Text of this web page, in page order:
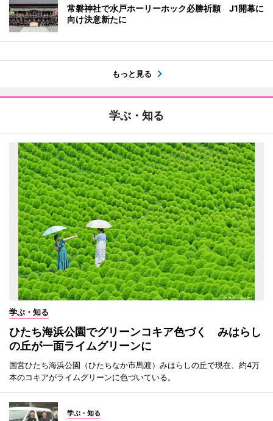
常磐神社で水戸ホーリーホック必勝祈願 J1開幕に
向け決意新たに
もっと見る
学ぶ・知る
学ぶ・知る
ひたち海浜公園でグリーンコキア色づく みはらし
の丘が一面ライムグリーンに
国営ひたち海浜公園（ひたちなか市馬渡）みはらしの丘で現在、約4万
本のコキアがライムグリーンに色づいている。
学ぶ・知る